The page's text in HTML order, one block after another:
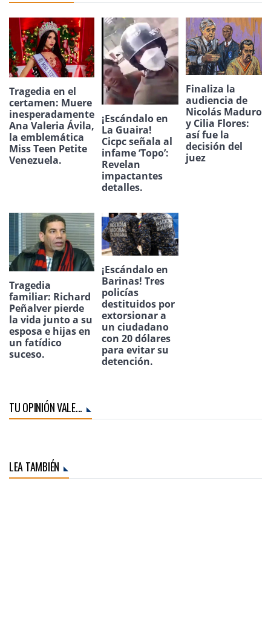
Tragedia en el
certamen: Muere
inesperadamente
Ana Valeria Ávila,
la emblemática
Miss Teen Petite
Venezuela.
¡Escándalo en
La Guaira!
Cicpc señala al
infame ‘Topo’:
Revelan
impactantes
detalles.
Finaliza la
audiencia de
Nicolás Maduro
y Cilia Flores:
así fue la
decisión del
juez
Tragedia
familiar: Richard
Peñalver pierde
la vida junto a su
esposa e hijas en
un fatídico
suceso.
¡Escándalo en
Barinas! Tres
policías
destituidos por
extorsionar a
un ciudadano
con 20 dólares
para evitar su
detención.
TU OPINIÓN VALE...
LEA TAMBIÉN